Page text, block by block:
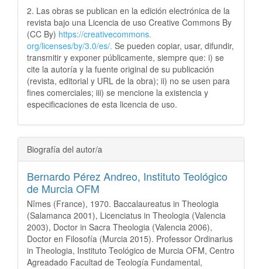
2. Las obras se publican en la edición electrónica de la
revista bajo una Licencia de uso Creative Commons By
(CC By) https://creativecommons.
org/licenses/by/3.0/es/. Se pueden copiar, usar, difundir,
transmitir y exponer públicamente, siempre que: i) se
cite la autoría y la fuente original de su publicación
(revista, editorial y URL de la obra); ii) no se usen para
fines comerciales; iii) se mencione la existencia y
especificaciones de esta licencia de uso.
Biografía del autor/a
Bernardo Pérez Andreo, Instituto Teológico
de Murcia OFM
Nîmes (France), 1970. Baccalaureatus in Theologia
(Salamanca 2001), Licenciatus in Theologia (Valencia
2003), Doctor in Sacra Theologia (Valencia 2006),
Doctor en Filosofía (Murcia 2015). Professor Ordinarius
in Theologia, Instituto Teológico de Murcia OFM, Centro
Agreadado Facultad de Teología Fundamental,